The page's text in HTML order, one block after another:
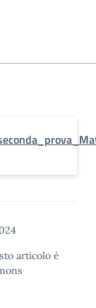
articolo è